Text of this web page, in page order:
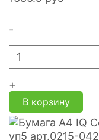
-
+
В корзину